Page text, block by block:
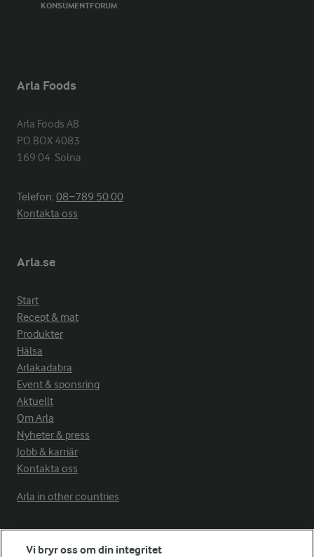
KONSUMENTFORUM
Arla Foods
Arla Foods AB
PO BOX 4083
169 04  Solna
Telefon:08−789 50 00
Kontakta oss
Arla.se
Start
Recept & mat
Produkter
Hälsa
Arlakadabra
Event & sponsring
Aktuellt
Om Arla
Nyheter & press
Jobb & karriär
Kontakta oss
Arla in other countries
Fler Arlasajter
Vi bryr oss om din integritet